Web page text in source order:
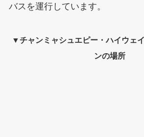
バスを運行しています。
▼チャンミャシュエピー・ハイウェ
ンの場所